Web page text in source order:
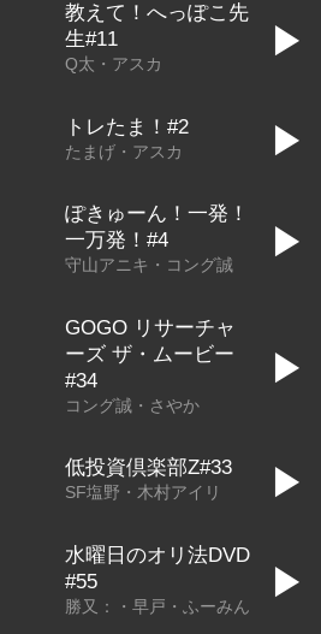
教えて！へっぽこ先
生#11
Q太・アスカ
▶
トレたま！#2
たまげ・アスカ ▶
ぽきゅーん！一発！
一万発！#4
守山アニキ・コング誠
▶
GOGO リサーチャ
ーズ ザ・ムービー
#34
コング誠・さやか
▶
低投資倶楽部Z#33
SF塩野・木村アイリ ▶
水曜日のオリ法DVD
#55
勝又：・早戸・ふーみん
▶